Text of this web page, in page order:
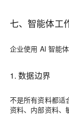
七、智能体工
企业使用 AI 智能
1. 数据边界
不是所有资料都适
资料、内部资料、